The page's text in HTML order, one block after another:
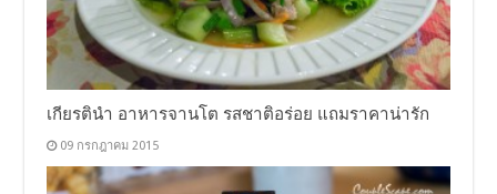
เกียรตินำ อาหารจานโต รสชาติอร่อย แถมราคาน่ารัก
09 กรกฎาคม 2015